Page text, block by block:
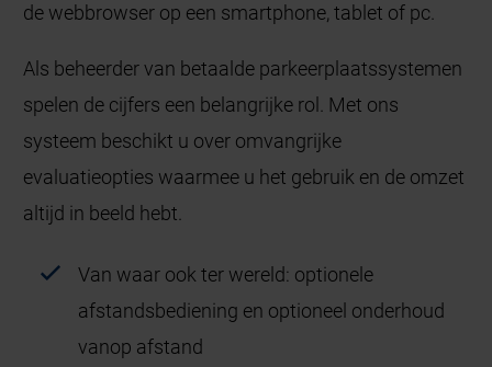
de webbrowser op een smartphone, tablet of pc.
Als beheerder van betaalde parkeerplaatssystemen
spelen de cijfers een belangrijke rol. Met ons
systeem beschikt u over omvangrijke
evaluatieopties waarmee u het gebruik en de omzet
altijd in beeld hebt.
Van waar ook ter wereld: optionele
afstandsbediening en optioneel onderhoud
vanop afstand